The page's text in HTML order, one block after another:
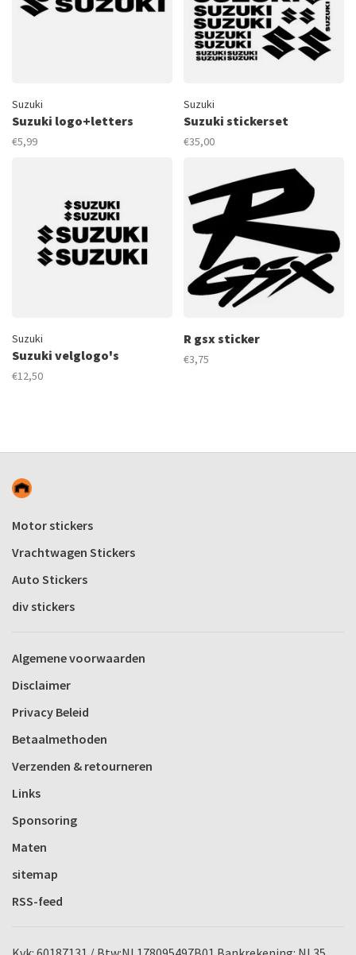
Suzuki
Suzuki logo+letters
€5,99
Suzuki
Suzuki stickerset
€35,00
Suzuki
Suzuki velglogo's
€12,50
R gsx sticker
€3,75
Motor stickers
Vrachtwagen Stickers
Auto Stickers
div stickers
Algemene voorwaarden
Disclaimer
Privacy Beleid
Betaalmethoden
Verzenden & retourneren
Links
Sponsoring
Maten
sitemap
RSS-feed